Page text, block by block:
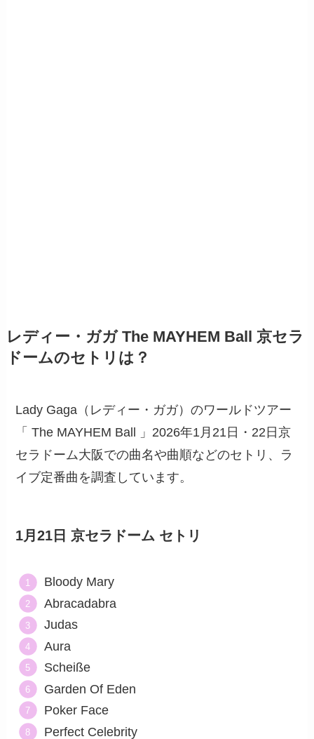
レディー・ガガ The MAYHEM Ball 京セラ
ドームのセトリは？
Lady Gaga（レディー・ガガ）のワールドツアー
「 The MAYHEM Ball 」2026年1月21日・22日京
セラドーム大阪での曲名や曲順などのセトリ、ラ
イブ定番曲を調査しています。
1月21日 京セラドーム セトリ
Bloody Mary
Abracadabra
Judas
Aura
Scheiße
Garden Of Eden
Poker Face
Perfect Celebrity